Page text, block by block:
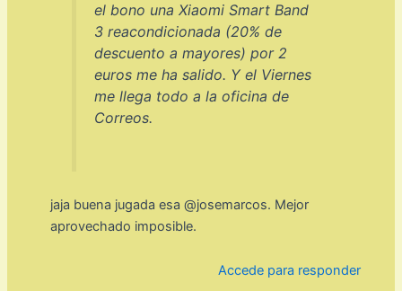
el bono una Xiaomi Smart Band
3 reacondicionada (20% de
descuento a mayores) por 2
euros me ha salido. Y el Viernes
me llega todo a la oficina de
Correos.
jaja buena jugada esa @josemarcos. Mejor
aprovechado imposible.
Accede para responder